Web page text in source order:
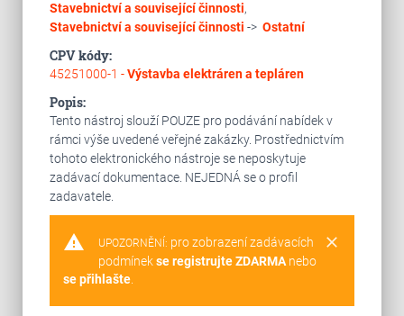
Stavebnictví a související činnosti,
Stavebnictví a související činnosti -> Ostatní
CPV kódy:
45251000-1 -Výstavba elektráren a tepláren
Popis:
Tento nástroj slouží POUZE pro podávání nabídek v
rámci výše uvedené veřejné zakázky. Prostřednictvím
tohoto elektronického nástroje se neposkytuje
zadávací dokumentace. NEJEDNÁ se o profil
zadavatele.
warning clear
UPOZORNĚNÍ: pro zobrazení zadávacích
podmínekse registrujte ZDARMAnebo
se přihlašte.